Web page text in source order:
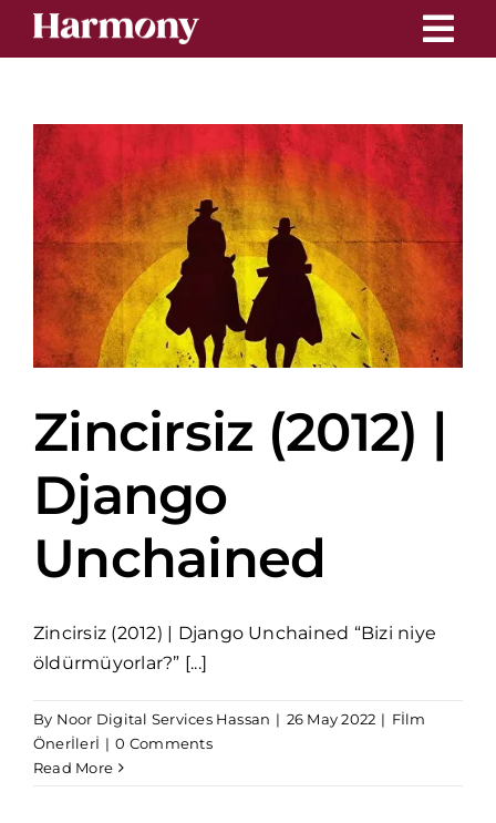
Skip
Zincirsiz (2012) |
Django
Unchained
Zincirsiz (2012) | Django Unchained “Bizi niye
öldürmüyorlar?” [...]
By Noor Digital Services Hassan | 26 May 2022 | Fİlm
Önerİlerİ | 0 Comments
Read More